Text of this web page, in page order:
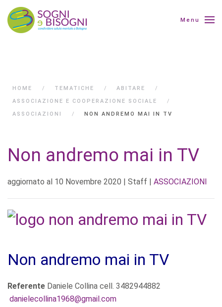
Menu
HOME TEMATICHE
ABITARE
ASSOCIAZIONE E COOPERAZIONE SOCIALE
ASSOCIAZIONI
NON ANDREMO MAI IN TV
Non andremo mai in TV
aggiornato al 10 Novembre 2020 | Staff | ASSOCIAZIONI
Non andremo mai in TV
Referente Daniele Collina cell. 3482944882
danielecollina1968@gmail.com